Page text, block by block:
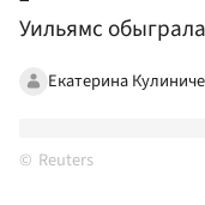
Уильямс
Екатерина
Reuters